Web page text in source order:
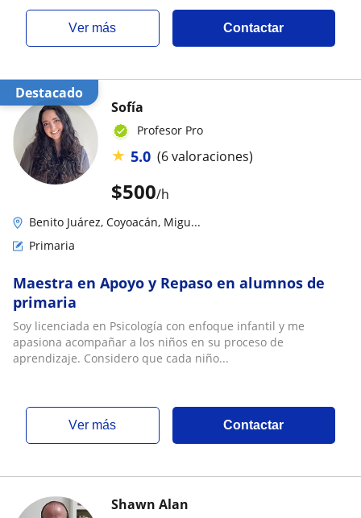
ver más Contactar
Destacado
$500/h
Sofía
Profesor Pro
★ 5.0 (6 valoraciones)
Benito Juárez, Coyoacán, Migu...
Primaria
Maestra en Apoyo y Repaso en alumnos de
primaria
Soy licenciada en Psicología con enfoque infantil y me
apasiona acompañar a los niños en su proceso de
aprendizaje. Considero que cada niño...
ver más Contactar
Shawn Alan